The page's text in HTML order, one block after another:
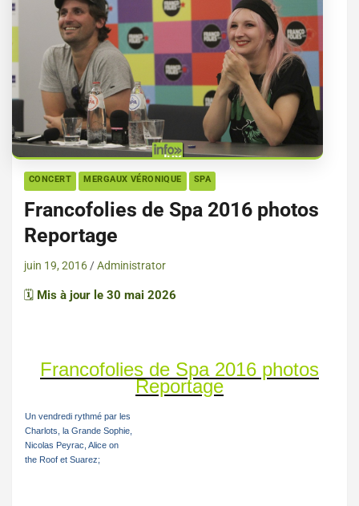
CONCERT MERGAUX VÉRONIQUE SPA
Francofolies de Spa 2016 photos
Reportage
juin 19, 2016 Administrator
🗓️ Mis à jour le 30 mai 2026
Francofolies de Spa 2016 photos
Reportage
Un vendredi rythmé par les
Charlots, la Grande Sophie,
Nicolas Peyrac, Alice on
the Roof et Suarez;